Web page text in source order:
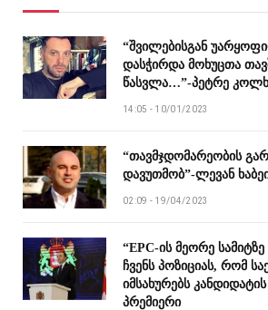
“შვილებისგან
დასჭირდა მოხუცთა
წასვლა…”-პეტრე
14:05 - 10/01/2023
“თავმჯდომარეობის
დავუთმობ”-ლევან
02:09 - 19/04/2023
“EPC-ის მეორე
ჩვენს პოზიციას, რომ
იმსახურებს
პრემიერი